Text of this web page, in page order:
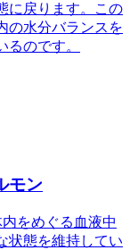
に戻ります。この
の水分バランスを
のです。
モン
をめぐる血液中
状態を維持してい